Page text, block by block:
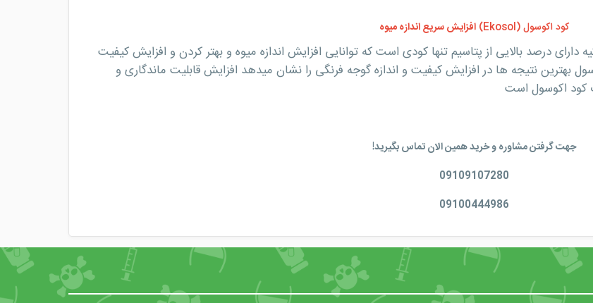
کود اکوسول (Ekosol) افزایش سریع اندازه میوه
درصد بالایی از پتاسیم تنها کودی است که توانایی افزایش اندازه میوه و بهتر کردن و افزایش کیفیت
بهترین نتیجه ها در افزایش کیفیت و اندازه گوجه فرنگی را نشان میدهد افزایش قابلیت ماندگاری و
کود اکوسول است
جهت گرفتن مشاوره و خرید همین الان تماس بگیرید!
09109107280
09100444986